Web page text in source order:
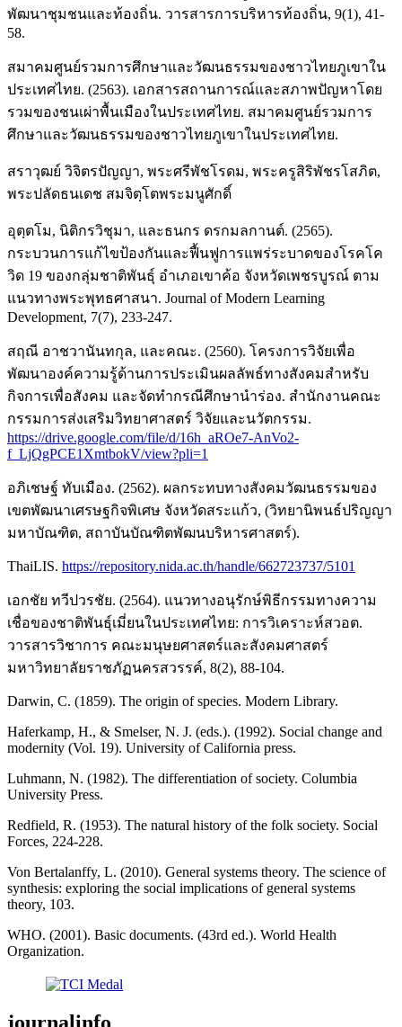
พัฒนาชุมชนและท้องถิ่น. วารสารการบริหารท้องถิ่น, 9(1), 41-
58.
สมาคมศูนย์รวมการศึกษาและวัฒนธรรมของชาวไทยภูเขาใน
ประเทศไทย. (2563). เอกสารสถานการณ์และสภาพปัญหาโดย
รวมของชนเผ่าพื้นเมืองในประเทศไทย. สมาคมศูนย์รวมการ
ศึกษาและวัฒนธรรมของชาวไทยภูเขาในประเทศไทย.
สราวุฒย์ วิจิตรปัญญา, พระศรีพัชโรดม, พระครูสิริพัชรโสภิต,
พระปลัดธนเดช สมจิตฺโตพระมนูศักดิ์
อุตฺตโม, นิติกรวิชุมา, และธนกร ดรกมลกานต์. (2565).
กระบวนการแก้ไขป้องกันและฟื้นฟูการแพร่ระบาดของโรคโค
วิด 19 ของกลุ่มชาติพันธุ์ อำเภอเขาค้อ จังหวัดเพชรบูรณ์ ตาม
แนวทางพระพุทธศาสนา. Journal of Modern Learning
Development, 7(7), 233-247.
สฤณี อาชวานันทกุล, และคณะ. (2560). โครงการวิจัยเพื่อ
พัฒนาองค์ความรู้ด้านการประเมินผลลัพธ์ทางสังคมสำหรับ
กิจการเพื่อสังคม และจัดทำกรณีศึกษานำร่อง. สำนักงานคณะ
กรรมการส่งเสริมวิทยาศาสตร์ วิจัยและนวัตกรรม.
https://drive.google.com/file/d/16h_aROe7-AnVo2-
f_LjQgPCE1XmtbokV/view?pli=1
อภิเชษฐ์ ทับเมือง. (2562). ผลกระทบทางสังคมวัฒนธรรมของ
เขตพัฒนาเศรษฐกิจพิเศษ จังหวัดสระแก้ว, (วิทยานิพนธ์ปริญญา
มหาบัณฑิต, สถาบันบัณฑิตพัฒนบริหารศาสตร์).
ThaiLIS. https://repository.nida.ac.th/handle/662723737/5101
เอกชัย ทวีปวรชัย. (2564). แนวทางอนุรักษ์พิธีกรรมทางความ
เชื่อของชาติพันธุ์เมี่ยนในประเทศไทย: การวิเคราะห์สวอต.
วารสารวิชาการ คณะมนุษยศาสตร์และสังคมศาสตร์
มหาวิทยาลัยราชภัฏนครสวรรค์, 8(2), 88-104.
Darwin, C. (1859). The origin of species. Modern Library.
Haferkamp, H., & Smelser, N. J. (eds.). (1992). Social change and
modernity (Vol. 19). University of California press.
Luhmann, N. (1982). The differentiation of society. Columbia
University Press.
Redfield, R. (1953). The natural history of the folk society. Social
Forces, 224-228.
Von Bertalanffy, L. (2010). General systems theory. The science of
synthesis: exploring the social implications of general systems
theory, 103.
WHO. (2001). Basic documents. (43rd ed.). World Health
Organization.